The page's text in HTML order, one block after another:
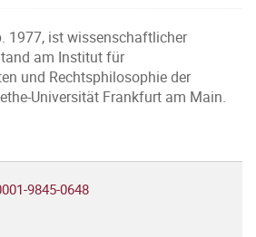
1977, ist wissenschaftlicher
am Institut für
und Rechtsphilosophie der
Universität Frankfurt am Main.
9845-0648